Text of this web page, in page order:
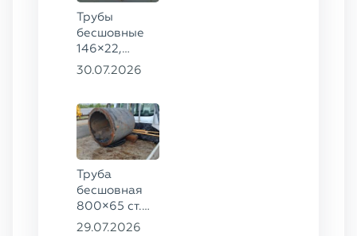
Трубы
бесшовные
146×22,
68×12 ГОСТ
30.07.2026
Труба
бесшовная
800×65 ст.
17ГС
29.07.2026